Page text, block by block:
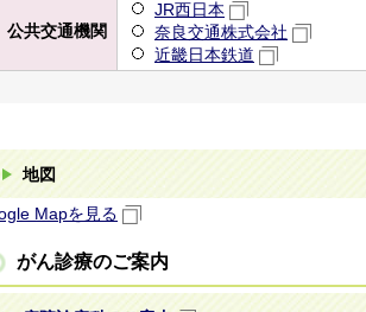
公共交通機関
JR西日本
奈良交通株式会社
近畿日本鉄道
地図
Mapを見る
がん診療のご案内